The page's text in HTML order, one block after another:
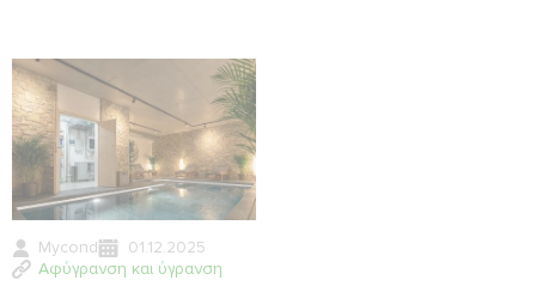
Mycond
01.12.2025
Αφύγρανση και ύγρανση